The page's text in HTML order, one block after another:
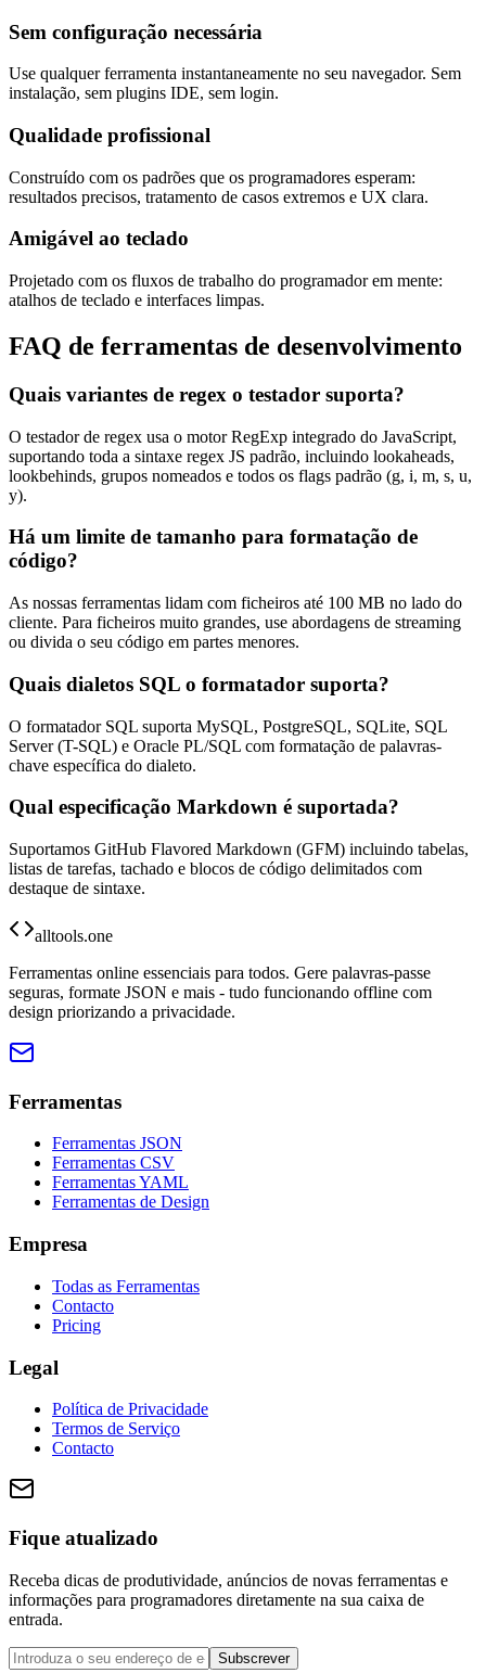
Sem configuração necessária
Use qualquer ferramenta instantaneamente no seu navegador. Sem
instalação, sem plugins IDE, sem login.
Qualidade profissional
Construído com os padrões que os programadores esperam:
resultados precisos, tratamento de casos extremos e UX clara.
Amigável ao teclado
Projetado com os fluxos de trabalho do programador em mente:
atalhos de teclado e interfaces limpas.
FAQ de ferramentas de desenvolvimento
Quais variantes de regex o testador suporta?
O testador de regex usa o motor RegExp integrado do JavaScript,
suportando toda a sintaxe regex JS padrão, incluindo lookaheads,
lookbehinds, grupos nomeados e todos os flags padrão (g, i, m, s, u,
y).
Há um limite de tamanho para formatação de
código?
As nossas ferramentas lidam com ficheiros até 100 MB no lado do
cliente. Para ficheiros muito grandes, use abordagens de streaming
ou divida o seu código em partes menores.
Quais dialetos SQL o formatador suporta?
O formatador SQL suporta MySQL, PostgreSQL, SQLite, SQL
Server (T-SQL) e Oracle PL/SQL com formatação de palavras-
chave específica do dialeto.
Qual especificação Markdown é suportada?
Suportamos GitHub Flavored Markdown (GFM) incluindo tabelas,
listas de tarefas, tachado e blocos de código delimitados com
destaque de sintaxe.
alltools.one
Ferramentas online essenciais para todos. Gere palavras-passe
seguras, formate JSON e mais - tudo funcionando offline com
design priorizando a privacidade.
Ferramentas
Ferramentas JSON
Ferramentas CSV
Ferramentas YAML
Ferramentas de Design
Empresa
Todas as Ferramentas
Contacto
Pricing
Legal
Política de Privacidade
Termos de Serviço
Contacto
Fique atualizado
Receba dicas de produtividade, anúncios de novas ferramentas e
informações para programadores diretamente na sua caixa de
entrada.
Subscrever